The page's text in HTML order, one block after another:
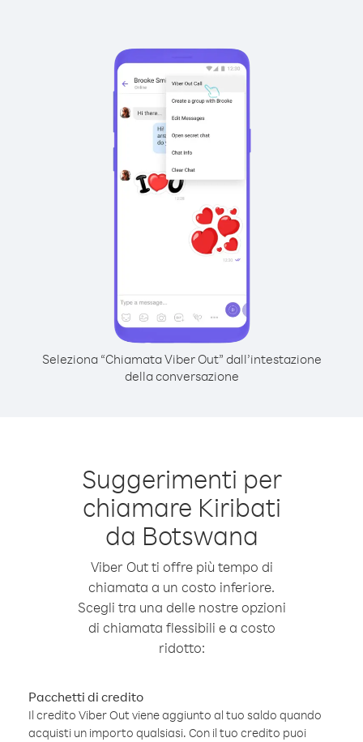
Seleziona “Chiamata Viber Out” dall’intestazione
della conversazione
Suggerimenti per
chiamare Kiribati
da Botswana
Viber Out ti offre più tempo di
chiamata a un costo inferiore.
Scegli tra una delle nostre opzioni
di chiamata flessibili e a costo
ridotto:
Pacchetti di credito
Il credito Viber Out viene aggiunto al tuo saldo quando
acquisti un importo qualsiasi. Con il tuo credito puoi